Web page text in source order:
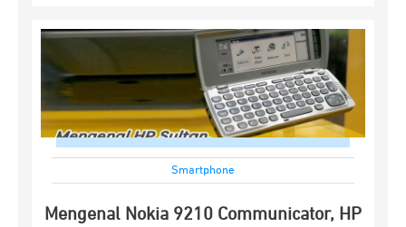
Smartphone
Mengenal Nokia 9210 Communicator, HP